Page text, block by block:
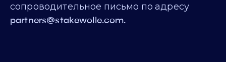
сопроводительное письмо по адресу
partners@stakewolle.com.